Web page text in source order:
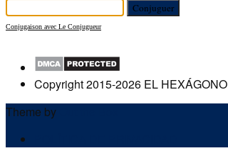
Conjugaison avec Le Conjugueur
Copyright 2015-2026 EL HEXÁGONO
Theme by